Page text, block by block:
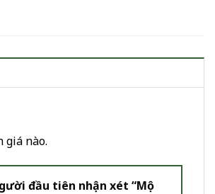
giá nào.
đầu tiên nhận xét “Mộ